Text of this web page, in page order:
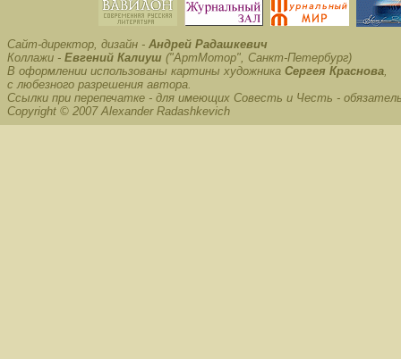
Сайт-директор, дизайн - Андрей Радашкевич
Коллажи - Евгений Калиуш ("АртМотор", Санкт-Петербург)
В оформлении использованы картины художника Сергея Краснова,
с любезного разрешения автора.
Ссылки при перепечатке - для имеющих Совесть и Честь -
Copyright © 2007 Alexander Radashkevich